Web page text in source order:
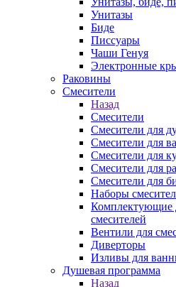
Унитазы
Биде
Писсуары
Чаши Генуя
Электронные
Раковины
Смесители
Назад
Смесители
Смесители для
Смесители для
Смесители для
Смесители для
Смесители для
Наборы
Комплектующие
смесителей
Вентили для
Диверторы
Изливы для
Душевая программа
Назад